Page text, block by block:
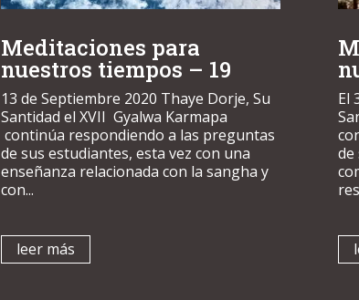
Meditaciones para
nuestros tiempos – 19
13 de Septiembre 2020 Thaye Dorje, Su
Santidad el XVII Gyalwa Karmapa
continúa respondiendo a las preguntas
de sus estudiantes, esta vez con una
enseñanza relacionada con la sangha y
con...
leer más
El
de